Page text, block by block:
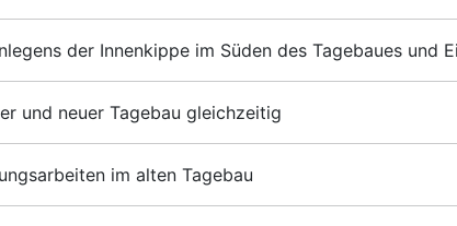
der Innenkippe im Süden des Tagebaues und
und neuer Tagebau gleichzeitig
im alten Tagebau